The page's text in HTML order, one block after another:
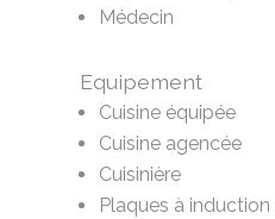
Médecin
Equipement
Cuisine équipée
Cuisine agencée
Cuisinière
Plaques à induction